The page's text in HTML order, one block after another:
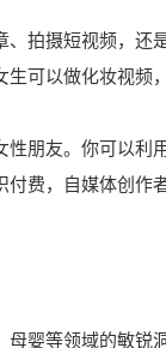
拍摄短视频，还
可以做化妆视频
朋友。你可以利
费，自媒体创作
婴等领域的敏锐